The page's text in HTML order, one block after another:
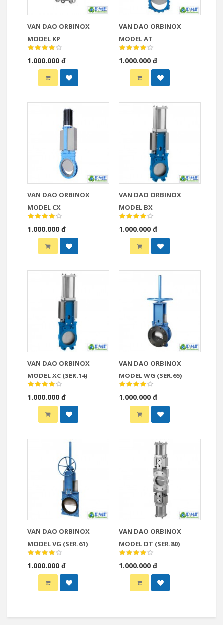
VAN DAO ORBINOX
MODEL KP
1.000.000 đ
VAN DAO ORBINOX
MODEL AT
1.000.000 đ
VAN DAO ORBINOX
MODEL CX
1.000.000 đ
VAN DAO ORBINOX
MODEL BX
1.000.000 đ
VAN DAO ORBINOX
MODEL XC (SER.14)
1.000.000 đ
VAN DAO ORBINOX
MODEL WG (SER.65)
1.000.000 đ
VAN DAO ORBINOX
MODEL VG (SER.61)
1.000.000 đ
VAN DAO ORBINOX
MODEL DT (SER.80)
1.000.000 đ